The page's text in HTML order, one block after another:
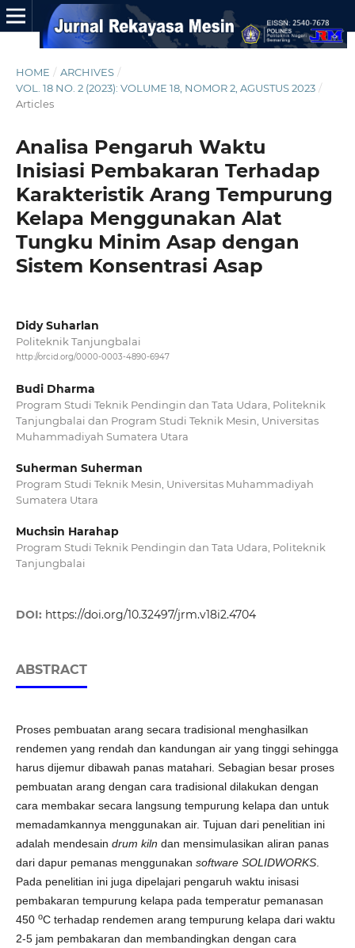
HOME / ARCHIVES /
VOL. 18 NO. 2 (2023): VOLUME 18, NOMOR 2, AGUSTUS 2023 /
Articles
Analisa Pengaruh Waktu
Inisiasi Pembakaran Terhadap
Karakteristik Arang Tempurung
Kelapa Menggunakan Alat
Tungku Minim Asap dengan
Sistem Konsentrasi Asap
Didy Suharlan
Politeknik Tanjungbalai
http://orcid.org/0000-0003-4890-6947
Budi Dharma
Program Studi Teknik Pendingin dan Tata Udara, Politeknik
Tanjungbalai dan Program Studi Teknik Mesin, Universitas
Muhammadiyah Sumatera Utara
Suherman Suherman
Program Studi Teknik Mesin, Universitas Muhammadiyah
Sumatera Utara
Muchsin Harahap
Program Studi Teknik Pendingin dan Tata Udara, Politeknik
Tanjungbalai
DOI: https://doi.org/10.32497/jrm.v18i2.4704
ABSTRACT
Proses pembuatan arang secara tradisional menghasilkan
rendemen yang rendah dan kandungan air yang tinggi sehingga
harus dijemur dibawah panas matahari. Sebagian besar proses
pembuatan arang dengan cara tradisional dilakukan dengan
cara membakar secara langsung tempurung kelapa dan untuk
memadamkannya menggunakan air. Tujuan dari penelitian ini
adalah mendesain drum kiln dan mensimulasikan aliran panas
dari dapur pemanas menggunakan software SOLIDWORKS.
Pada penelitian ini juga dipelajari pengaruh waktu inisasi
pembakaran tempurung kelapa pada temperatur pemanasan
450 oC terhadap rendemen arang tempurung kelapa dari waktu
2-5 jam pembakaran dan membandingkan dengan cara